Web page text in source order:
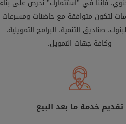
فإننا في "استثمارك" نحرص على بناء
لتكون متوافقة مع حاضنات ومسرعات
صناديق التنمية، البرامج التمويلية،
وكافة جهات التمويل.
تقديم خدمة ما بعد البيع